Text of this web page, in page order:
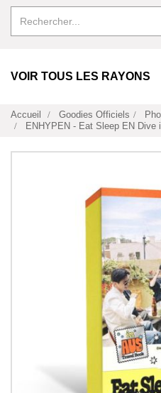
VOIR TOUS LES RAYONS
Accueil Goodies Officiels
ENHYPEN - Eat Sleep EN Dive